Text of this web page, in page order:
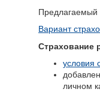
Предлагаемый
Вариант
Страхование
условия
личном